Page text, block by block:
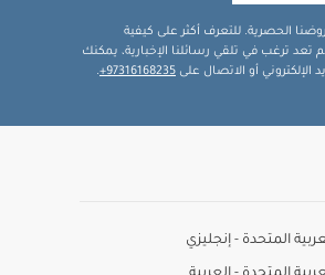
الحصرية. للتعرف أكثر على كيفية
لم تعد ترغب في تلقي رسائلنا الإخبارية، يمكنك
أو الاتصال على 97316168235+
.
المتحدة - إنجليزي